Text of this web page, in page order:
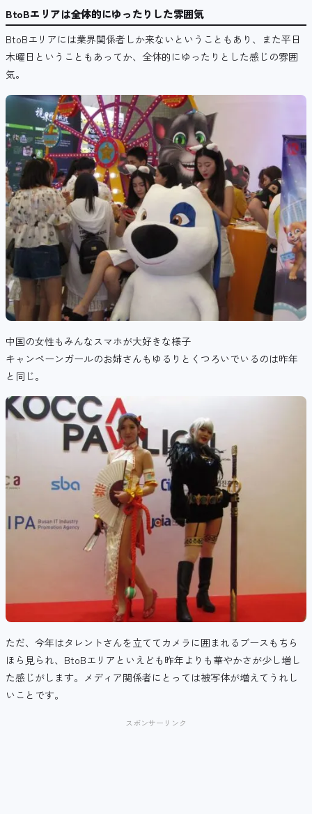
BtoBエリアは全体的にゆったりした雰囲気
BtoBエリアには業界関係者しか来ないということもあり、また平日
木曜日ということもあってか、全体的にゆったりとした感じの雰囲
気。
中国の女性もみんなスマホが大好きな様子
キャンペーンガールのお姉さんもゆるりとくつろいでいるのは昨年
と同じ。
ただ、今年はタレントさんを立ててカメラに囲まれるブースもちら
ほら見られ、BtoBエリアといえども昨年よりも華やかさが少し増し
た感じがします。メディア関係者にとっては被写体が増えてうれし
いことです。
スポンサーリンク